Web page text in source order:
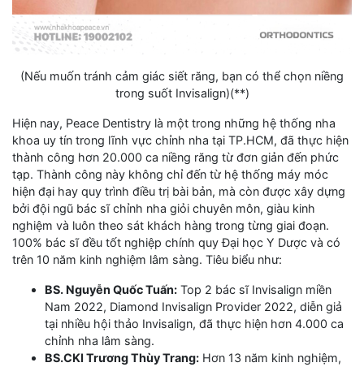
(Nếu muốn tránh cảm giác siết răng, bạn có thể chọn niềng
trong suốt Invisalign)(**)
Hiện nay, Peace Dentistry là một trong những hệ thống nha
khoa uy tín trong lĩnh vực chỉnh nha tại TP.HCM, đã thực hiện
thành công hơn 20.000 ca niềng răng từ đơn giản đến phức
tạp. Thành công này không chỉ đến từ hệ thống máy móc
hiện đại hay quy trình điều trị bài bản, mà còn được xây dựng
bởi đội ngũ bác sĩ chỉnh nha giỏi chuyên môn, giàu kinh
nghiệm và luôn theo sát khách hàng trong từng giai đoạn.
100% bác sĩ đều tốt nghiệp chính quy Đại học Y Dược và có
trên 10 năm kinh nghiệm lâm sàng. Tiêu biểu như:
BS. Nguyễn Quốc Tuấn: Top 2 bác sĩ Invisalign miền
Nam 2022, Diamond Invisalign Provider 2022, diễn giả
tại nhiều hội thảo Invisalign, đã thực hiện hơn 4.000 ca
chỉnh nha lâm sàng.
BS.CKI Trương Thùy Trang: Hơn 13 năm kinh nghiệm,